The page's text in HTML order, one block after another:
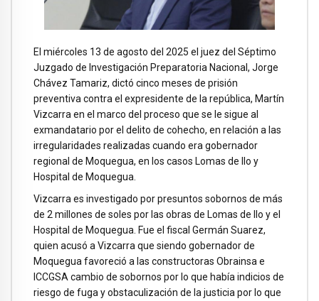
El miércoles 13 de agosto del 2025 el juez del Séptimo
Juzgado de Investigación Preparatoria Nacional, Jorge
Chávez Tamariz, dictó cinco meses de prisión
preventiva contra el expresidente de la república, Martín
Vizcarra en el marco del proceso que se le sigue al
exmandatario por el delito de cohecho, en relación a las
irregularidades realizadas cuando era gobernador
regional de Moquegua, en los casos Lomas de Ilo y
Hospital de Moquegua.
Vizcarra es investigado por presuntos sobornos de más
de 2 millones de soles por las obras de Lomas de Ilo y el
Hospital de Moquegua. Fue el fiscal Germán Suarez,
quien acusó a Vizcarra que siendo gobernador de
Moquegua favoreció a las constructoras Obrainsa e
ICCGSA cambio de sobornos por lo que había indicios de
riesgo de fuga y obstaculización de la justicia por lo que